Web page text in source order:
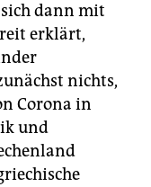
dann mit
erklärt,
nichts,
Corona in
und